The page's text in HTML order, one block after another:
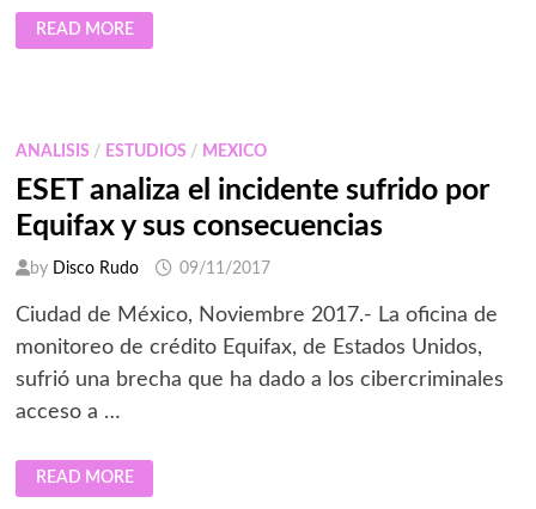
ESET
ANALIZA
LOS
WI-
READ MORE
ANALISIS / ESTUDIOS / MEXICO
ESET analiza el incidente sufrido por
Equifax y sus consecuencias
by Disco Rudo 09/11/2017
Ciudad de México, Noviembre 2017.- La oficina de
monitoreo de crédito Equifax, de Estados Unidos,
sufrió una brecha que ha dado a los cibercriminales
acceso a …
ESET
ANALIZA
EL
READ MORE